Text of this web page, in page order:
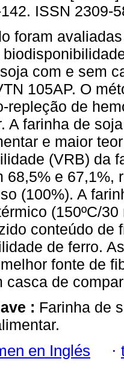
ISSN 2309-
foram
com e sem
105AP. O
repleção de
A farinha de
e maior
(VRB) da
68,5% e 67,1%,
(100%). A
(150ºC/
conteúdo de
de ferro.
fonte de
casca de
: Farinha de
en Inglés ·